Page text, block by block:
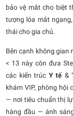
bảo vệ mắt cho biệt
tượng lóa mắt
thái cho gia chủ.
Bên cạnh không gian
< 13 này còn đưa
các kiến trúc Y tế &
khám VIP, phòng hội
— nơi tiêu chuẩn thị
hàng đầu — ánh